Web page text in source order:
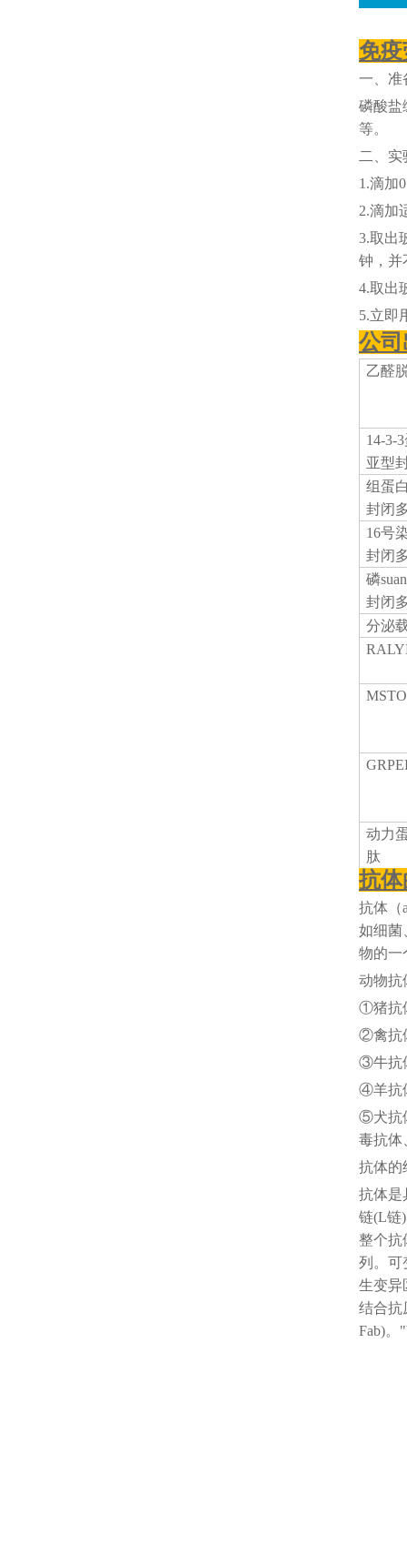
免
一、准
磷酸盐
等。
二、实
1.滴加
2.滴加
3.取出
钟，并
4.取出
5.立即
公
乙醛
14-3-
亚型
组蛋
封闭
16号
封闭
磷
封闭
分泌
动力
肽
抗
抗体（
如细菌
物的一
动物抗
①猪抗
②禽抗
③牛抗
④羊抗
⑤犬抗
毒抗体
抗体的
抗体是
链(L链
整个抗
列。可
生变异
结合抗
Fab)。